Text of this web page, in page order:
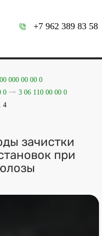
+7 962 389 83 58
000 00 00 0
0
3 06 110 00 00 0
4
зачистки
при